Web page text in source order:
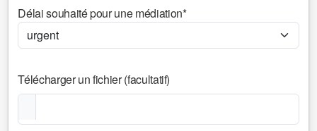
Délai souhaité pour une médiation*
Télécharger un fichier (facultatif)